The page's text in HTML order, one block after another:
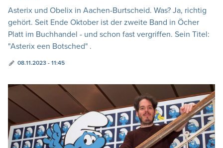
Asterix und Obelix in Aachen-Burtscheid. Was? Ja, richtig
gehört. Seit Ende Oktober ist der zweite Band in Öcher
Platt im Buchhandel - und schon fast vergriffen. Sein Titel:
"Asterix een Botsched" .
08.11.2023 - 11:45